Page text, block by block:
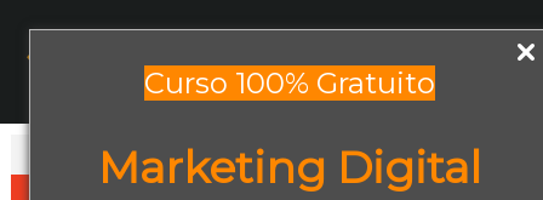
Curso 100% Gratuito
Marketing Digital
Todos os posts